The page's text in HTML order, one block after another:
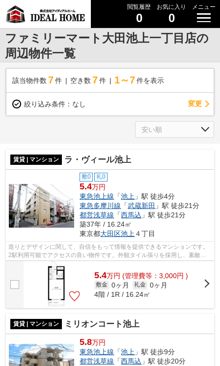
閲覧履歴
0
お気に入り
0
メニュー
ファミリーマート大田池上一丁目店の
周辺物件一覧
該当物件数 7件 空き数 7 件 1～7 件を表示
絞り込み条件： なし 変更
賃貸 | マンション ラ・ヴィール池上
敷0 礼0
5.4万円
東急池上線 「池上 」駅 徒歩4分
東急多摩川線 「武蔵新田 」駅 徒歩21分
都営浅草線 「西馬込 」駅 徒歩21分
築37年 / 16.24㎡
東京都大田区池上 ４丁目
造りとデザインに関して、自信をもって情報を提供できるマンションです。
2駅利用可能でアクセスの良い物件です。外観タイル張りを採用し、素敵な
見た目を演出します。駅まで歩いてアク...
5.4万円 (管理費等：3,000円 )
敷金 0ヶ月 礼金 0ヶ月
4階 / 1R / 16.24㎡
賃貸 | マンション ミリオンコート池上
5.8万円
東急池上線 「池上 」駅 徒歩9分
都営浅草線 「西馬込 」駅 徒歩20分